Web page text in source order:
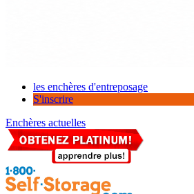
les enchères d'entreposage
S'inscrire
Enchères actuelles